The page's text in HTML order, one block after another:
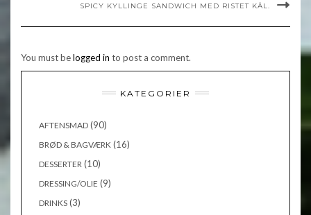
SPICY KYLLINGE SANDWICH MED RISTET KÅL.
You must belogged in to post a comment.
KATEGORIER
AFTENSMAD (90)
BRØD & BAGVÆRK (16)
DESSERTER (10)
DRESSING/OLIE (9)
DRINKS (3)